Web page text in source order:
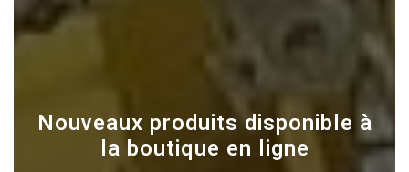
Nouveaux produits disponible à
la boutique en ligne